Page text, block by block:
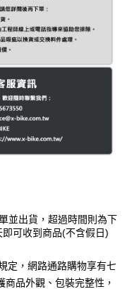
並出貨，超過時間則為下
可收到商品(不含假日)
定，網路通路購物享有七
品外觀、包裝完整性，